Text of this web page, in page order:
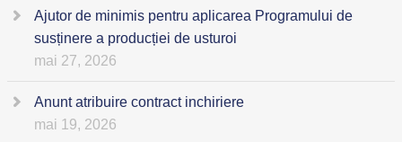
Ajutor de minimis pentru aplicarea Programului de
susținere a producției de usturoi
mai 27, 2026
Anunt atribuire contract inchiriere
mai 19, 2026